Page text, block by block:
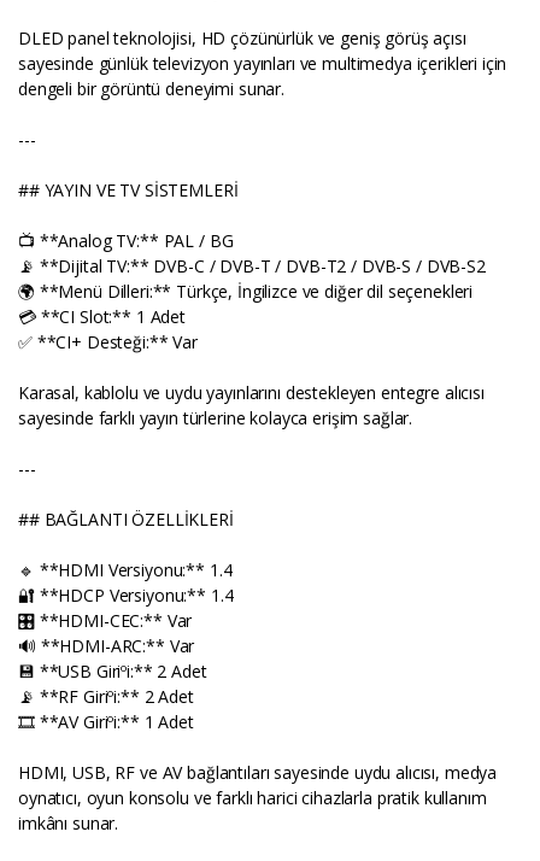
DLED panel teknolojisi, HD çözünürlük ve geniş görüş açısı
sayesinde günlük televizyon yayınları ve multimedya içerikleri için
dengeli bir görüntü deneyimi sunar.
---
## YAYIN VE TV SİSTEMLERİ
📺 **Analog TV:** PAL / BG
📡 **Dijital TV:** DVB-C / DVB-T / DVB-T2 / DVB-S / DVB-S2
🌍 **Menü Dilleri:** Türkçe, İngilizce ve diğer dil seçenekleri
💳 **CI Slot:** 1 Adet
✅ **CI+ Desteği:** Var
Karasal, kablolu ve uydu yayınlarını destekleyen entegre alıcısı
sayesinde farklı yayın türlerine kolayca erişim sağlar.
---
## BAĞLANTI ÖZELLİKLERİ
🔹 **HDMI Versiyonu:** 1.4
🔐 **HDCP Versiyonu:** 1.4
🎛️ **HDMI-CEC:** Var
🔊 **HDMI-ARC:** Var
💾 **USB Giriºi:** 2 Adet
📡 **RF Giriºi:** 2 Adet
🎞️ **AV Giriºi:** 1 Adet
HDMI, USB, RF ve AV bağlantıları sayesinde uydu alıcısı, medya
oynatıcı, oyun konsolu ve farklı harici cihazlarla pratik kullanım
imkânı sunar.